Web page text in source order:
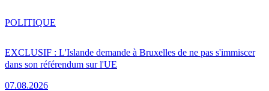
EXCLUSIF : L'Islande demande à Bruxelles de ne pas s'immiscer
dans son référendum sur l'UE
07.08.2026
POLITIQUE